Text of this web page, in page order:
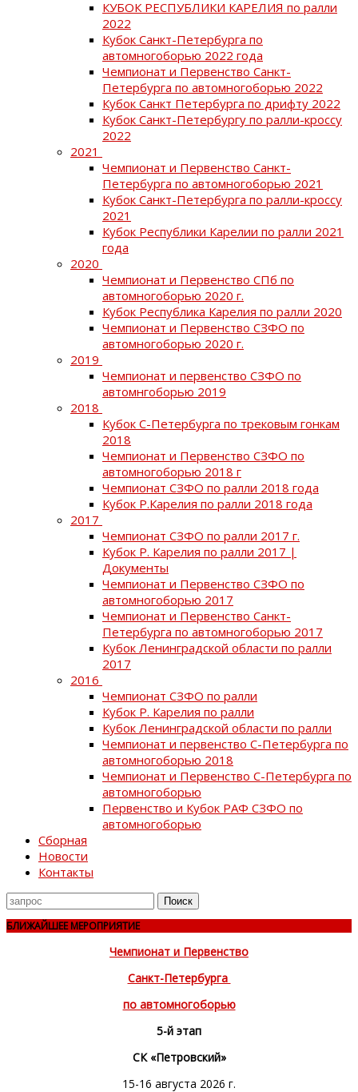
КУБОК РЕСПУБЛИКИ КАРЕЛИЯ по ралли
2022
Кубок Санкт-Петербурга по
автомногоборью 2022 года
Чемпионат и Первенство Санкт-
Петербурга по автомногоборью 2022
Кубок Санкт Петербурга по дрифту 2022
Кубок Санкт-Петербургу по ралли-кроссу
2022
2021
Чемпионат и Первенство Санкт-
Петербурга по автомногоборью 2021
Кубок Санкт-Петербурга по ралли-кроссу
2021
Кубок Республики Карелии по ралли 2021
года
2020
Чемпионат и Первенство СПб по
автомногоборью 2020 г.
Кубок Республика Карелия по ралли 2020
Чемпионат и Первенство СЗФО по
автомногоборью 2020 г.
2019
Чемпионат и первенство СЗФО по
автомнгоборью 2019
2018
Кубок С-Петербурга по трековым гонкам
2018
Чемпионат и Первенство СЗФО по
автомногоборью 2018 г
Чемпионат СЗФО по ралли 2018 года
Кубок Р.Карелия по ралли 2018 года
2017
Чемпионат СЗФО по ралли 2017 г.
Кубок Р. Карелия по ралли 2017 |
Документы
Чемпионат и Первенство СЗФО по
автомногоборью 2017
Чемпионат и Первенство Санкт-
Петербурга по автомногоборью 2017
Кубок Ленинградской области по ралли
2017
2016
Чемпионат СЗФО по ралли
Кубок Р. Карелия по ралли
Кубок Ленинградской области по ралли
Чемпионат и первенство С-Петербурга по
автомногоборью 2018
Чемпионат и Первенство С-Петербурга по
автомногоборью
Первенство и Кубок РАФ СЗФО по
автомногоборью
Сборная
Новости
Контакты
Поиск
для
БЛИЖАЙШЕЕ МЕРОПРИЯТИЕ
Чемпионат и Первенство
Санкт-Петербурга
по автомногоборью
5-й этап
СК «Петровский»
15-16 августа 2026 г.